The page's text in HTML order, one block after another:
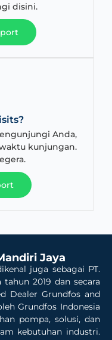
disini.
Anda,
kunjungan.
Jaya
juga sebagai PT.
2019 dan secara
Dealer Grundfos and
Grundfos Indonesia
pompa, solusi, dan
kebutuhan industri.